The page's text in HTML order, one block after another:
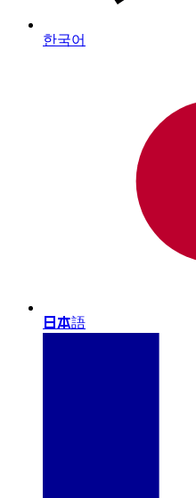
한국어
日本語